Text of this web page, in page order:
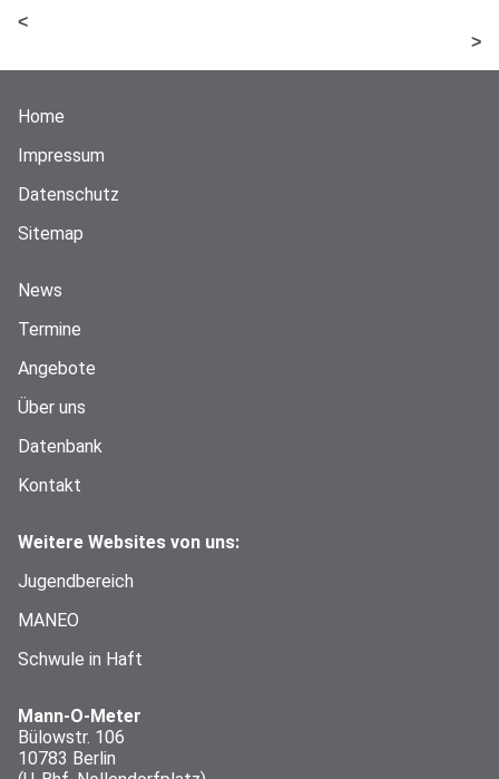
<
>
Home
Impressum
Datenschutz
Sitemap
News
Termine
Angebote
Über uns
Datenbank
Kontakt
Weitere Websites von uns:
Jugendbereich
MANEO
Schwule in Haft
Mann-O-Meter
Bülowstr. 106
10783 Berlin